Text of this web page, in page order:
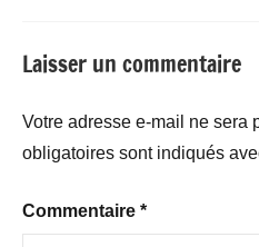
Laisser un commentaire
Votre adresse e-mail ne sera
obligatoires sont indiqués
Commentaire *